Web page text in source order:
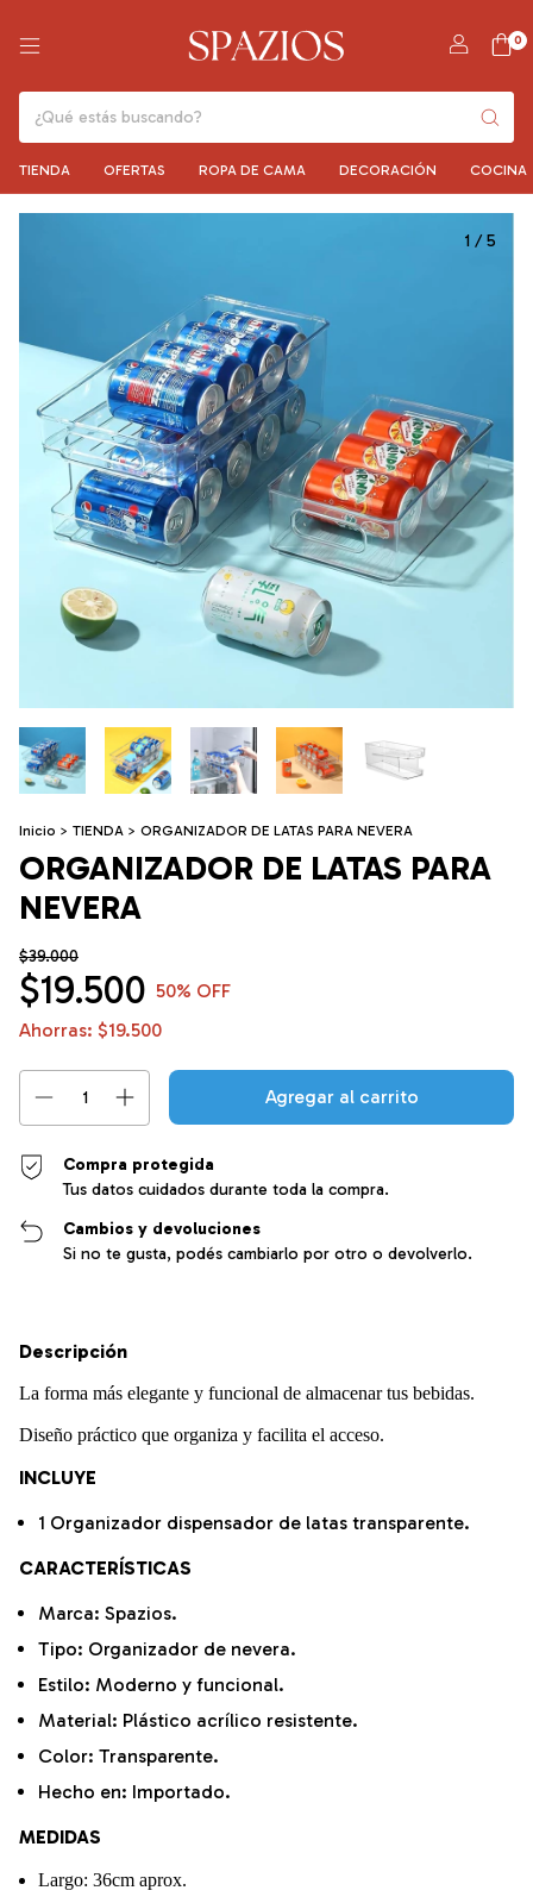
0
TIENDA OFERTAS ROPA DE CAMA DECORACIÓN COCINA
1 /5
Inicio > TIENDA > ORGANIZADOR DE LATAS PARA NEVERA
ORGANIZADOR DE LATAS PARA
NEVERA
$39.000
$19.500 50% OFF
Ahorras: $19.500
Compra protegida
Tus datos cuidados durante toda la compra.
Cambios y devoluciones
Si no te gusta, podés cambiarlo por otro o devolverlo.
Descripción
La forma más elegante y funcional de almacenar tus bebidas.
Diseño práctico que organiza y facilita el acceso.
INCLUYE
1 Organizador dispensador de latas transparente.
CARACTERÍSTICAS
Marca: Spazios.
Tipo: Organizador de nevera.
Estilo: Moderno y funcional.
Material: Plástico acrílico resistente.
Color: Transparente.
Hecho en: Importado.
MEDIDAS
Largo: 36cm aprox.